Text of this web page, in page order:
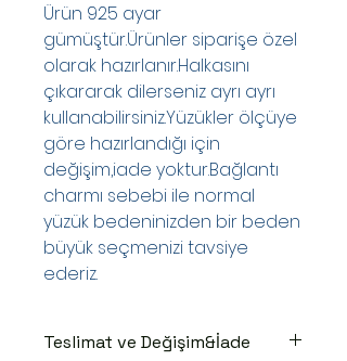
Ürün 925 ayar
gümüştür.Ürünler siparişe özel
olarak hazırlanır.Halkasını
çıkararak dilerseniz ayrı ayrı
kullanabilirsiniz.Yüzükler ölçüye
göre hazırlandığı için
değişim,iade yoktur.Bağlantı
charmı sebebi ile normal
yüzük bedeninizden bir beden
büyük seçmenizi tavsiye
ederiz.
Teslimat ve Değişim&İade